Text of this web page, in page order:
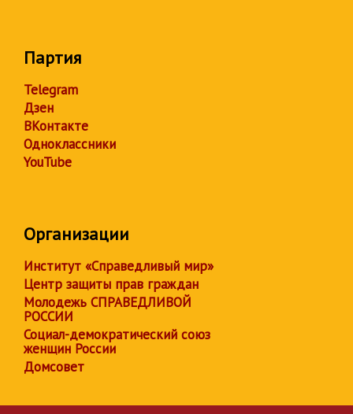
Партия
Telegram
Дзен
ВКонтакте
Одноклассники
YouTube
Организации
Институт «Справедливый мир»
Центр защиты прав граждан
Молодежь СПРАВЕДЛИВОЙ
РОССИИ
Социал-демократический союз
женщин России
Домсовет